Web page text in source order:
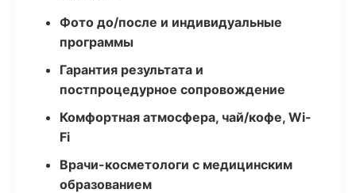
Фото до/после и индивидуальные
программы
Гарантия результата и
постпроцедурное сопровождение
Комфортная атмосфера, чай/кофе, Wi-
Fi
Врачи-косметологи с медицинским
образованием